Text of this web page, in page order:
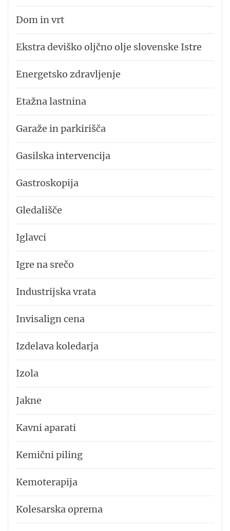
Dom in vrt
Ekstra deviško oljčno olje slovenske Istre
Energetsko zdravljenje
Etažna lastnina
Garaže in parkirišča
Gasilska intervencija
Gastroskopija
Gledališče
Iglavci
Igre na srečo
Industrijska vrata
Invisalign cena
Izdelava koledarja
Izola
Jakne
Kavni aparati
Kemični piling
Kemoterapija
Kolesarska oprema